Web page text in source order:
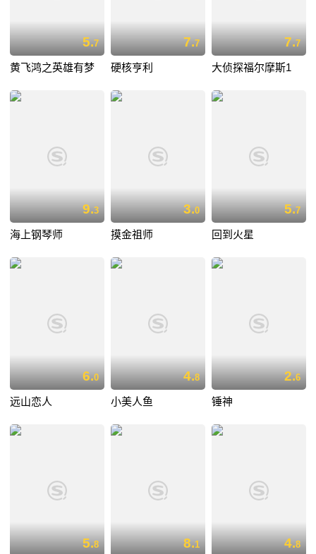
5.7
黄飞鸿之英雄有梦
7.7
硬核亨利
7.7
大侦探福尔摩斯1
9.3
海上钢琴师
3.0
摸金祖师
5.7
回到火星
6.0
远山恋人
4.8
小美人鱼
2.6
锤神
5.8 8.1 4.8